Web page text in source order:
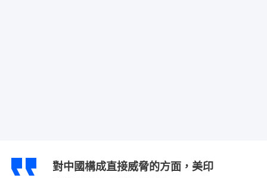
對中國構成直接威脅的方面，美印